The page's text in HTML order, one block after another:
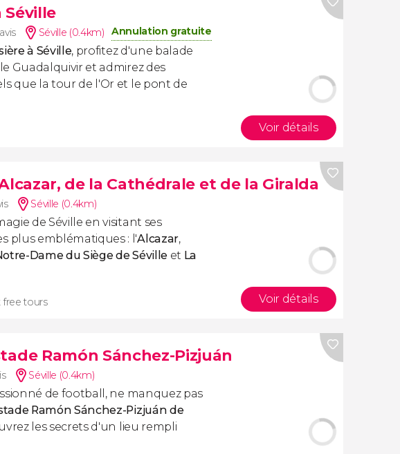
Séville
Séville (0.4km) Annulation gratuite
à Séville, profitez d'une balade
Guadalquivir et admirez des
que la tour de l'Or et le pont de
Voir détails
de la Cathédrale et de la Giralda
Séville (0.4km)
de Séville en visitant ses
plus emblématiques : l'Alcazar,
Dame du Siège de Séville et La
free tours Voir détails
Ramón Sánchez-Pizjuán
Séville (0.4km)
de football, ne manquez pas
Ramón Sánchez-Pizjuán de
les secrets d'un lieu rempli